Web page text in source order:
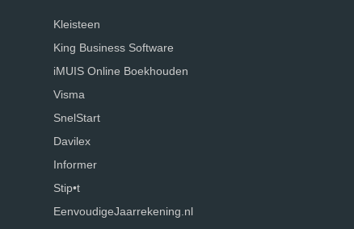
Kleisteen
King Business Software
iMUIS Online Boekhouden
Visma
SnelStart
Davilex
Informer
Stip•t
EenvoudigeJaarrekening.nl